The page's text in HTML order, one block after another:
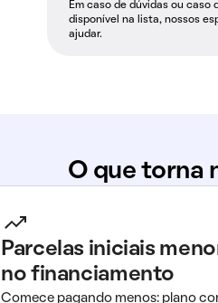
Em caso de dúvidas ou caso
disponível na lista, nossos
ajudar.
O que torna
Parcelas iniciais
no financiamento
Comece pagando menos: plano